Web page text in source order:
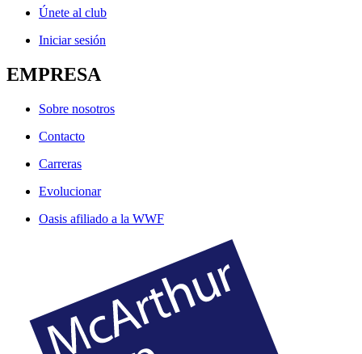
Únete al club
Iniciar sesión
EMPRESA
Sobre nosotros
Contacto
Carreras
Evolucionar
Oasis afiliado a la WWF